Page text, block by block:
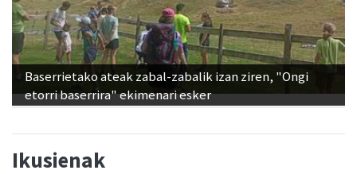
Baserrietako ateak zabal-zabalik izan ziren, "Ongi
etorri baserrira" ekimenari esker
Ikusienak